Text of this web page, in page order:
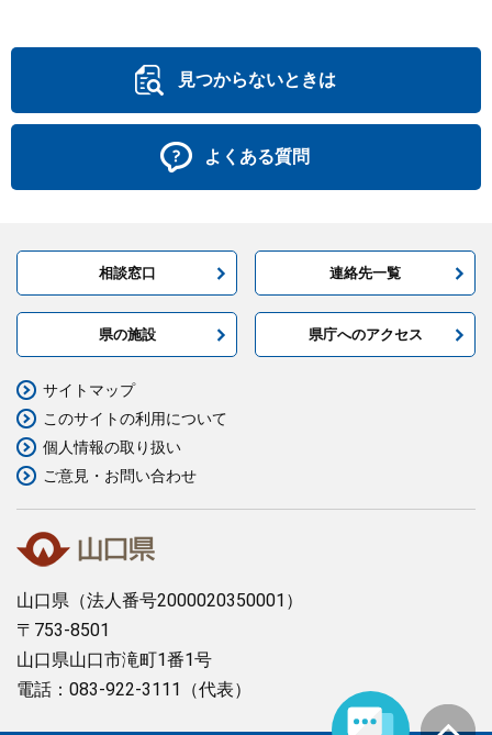
見つからないときは
よくある質問
相談窓口 連絡先一覧
県の施設 県庁へのアクセス
山口県 （法人番号2000020350001）
〒753-8501
山口県山口市滝町1番1号
電話：083-922-3111（代表）
サイトマップ
このサイトの利用について
個人情報の取り扱い
ご意見・お問い合わせ